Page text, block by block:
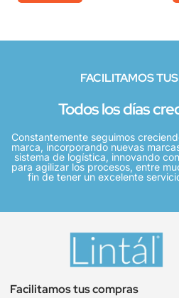
FACILITAMOS
Todos los días
Constantemente seguimos
marca, incorporando nuevas
sistema de logística, innovando
para agilizar los procesos, entre
fin de tener un excelente
Facilitamos tus compras